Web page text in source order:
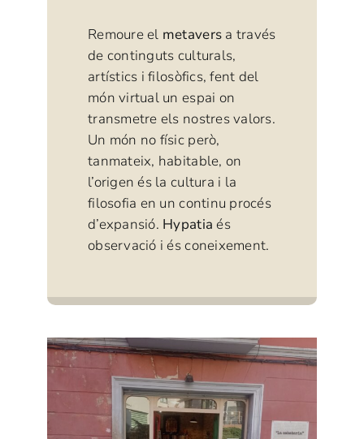
Remoure el metavers a través
de continguts culturals,
artístics i filosòfics, fent del
món virtual un espai on
transmetre els nostres valors.
Un món no físic però,
tanmateix, habitable, on
l’origen és la cultura i la
filosofia en un continu procés
d’expansió. Hypatia és
observació i és coneixement.